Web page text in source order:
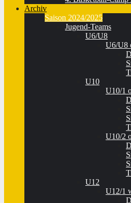
Archiv
Saison 2024/2025
Jugend-Teams
U6/U8
U6/U8
U10
U10/1
U10/2
U12
U12/1